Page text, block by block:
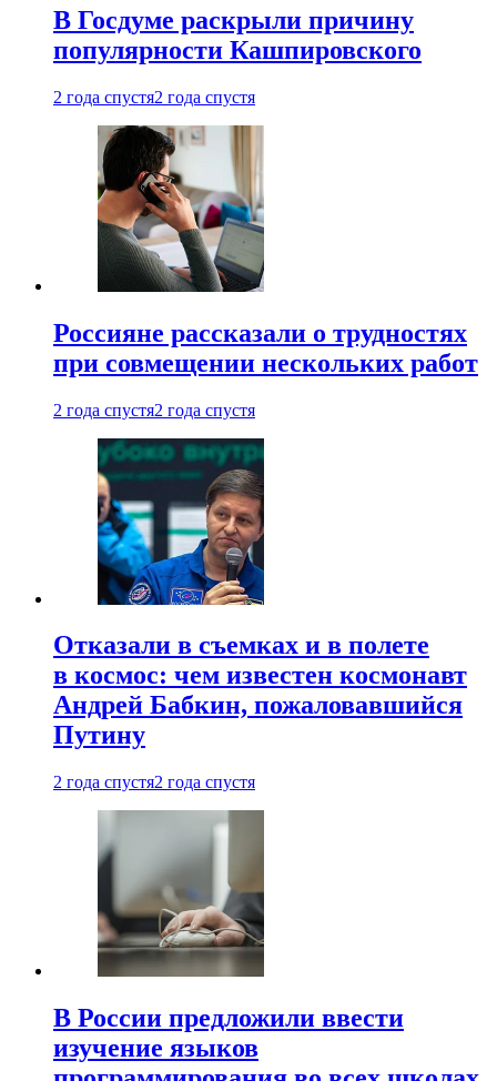
В Госдуме раскрыли причину
популярности Кашпировского
2 года спустя2 года спустя
Россияне рассказали о трудностях
при совмещении нескольких работ
2 года спустя2 года спустя
Отказали в съемках и в полете
в космос: чем известен космонавт
Андрей Бабкин, пожаловавшийся
Путину
2 года спустя2 года спустя
В России предложили ввести
изучение языков